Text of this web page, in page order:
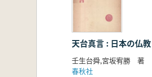
天台真言 : 日本の仏教
壬生台舜,宮坂宥勝 著
春秋社